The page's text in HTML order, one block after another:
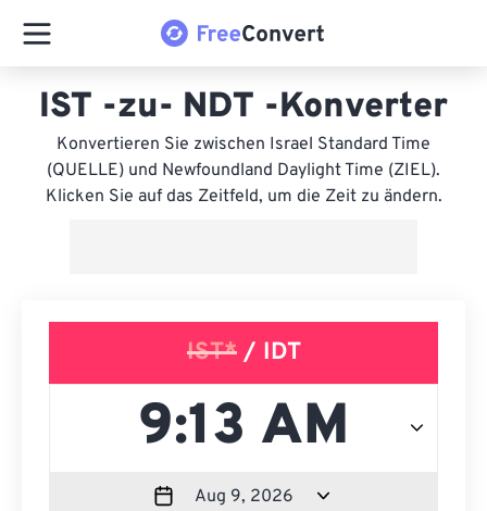
IST -zu- NDT -Konverter
Konvertieren Sie zwischen Israel Standard Time
(QUELLE) und Newfoundland Daylight Time (ZIEL).
Klicken Sie auf das Zeitfeld, um die Zeit zu ändern.
IST*/ IDT